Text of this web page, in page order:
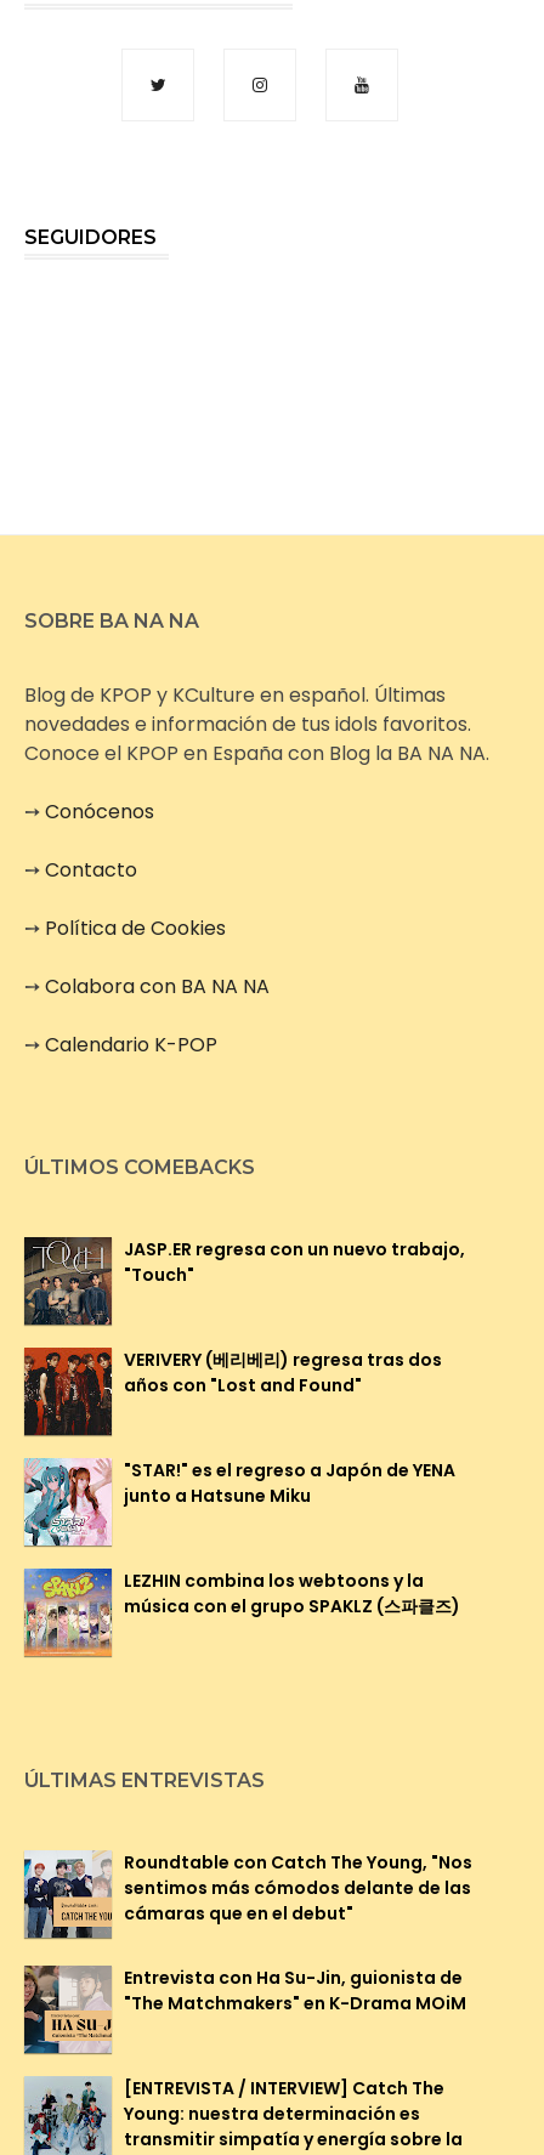
SEGUIDORES
SOBRE BA NA NA
Blog de KPOP y KCulture en español. Últimas
novedades e información de tus idols favoritos.
Conoce el KPOP en España con Blog la BA NA NA.
➙Conócenos
➙Contacto
➙ Política de Cookies
➙Colabora con BA NA NA
➙Calendario K-POP
ÚLTIMOS COMEBACKS
JASP.ER regresa con un nuevo trabajo,
"Touch"
VERIVERY (베리베리) regresa tras dos
años con "Lost and Found"
"STAR!" es el regreso a Japón de YENA
junto a Hatsune Miku
LEZHIN combina los webtoons y la
música con el grupo SPAKLZ (스파클즈)
ÚLTIMAS ENTREVISTAS
Roundtable con Catch The Young, "Nos
sentimos más cómodos delante de las
cámaras que en el debut"
Entrevista con Ha Su-Jin, guionista de
"The Matchmakers" en K-Drama MOiM
[ENTREVISTA / INTERVIEW] Catch The
Young: nuestra determinación es
transmitir simpatía y energía sobre la